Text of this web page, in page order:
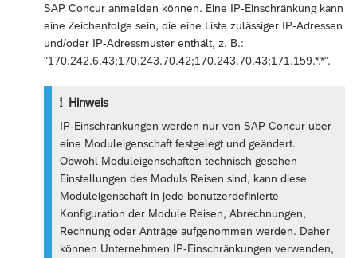
SAP Concur anmelden können. Eine IP-Einschränkung kann
eine Zeichenfolge sein, die eine Liste zulässiger IP-Adressen
und/oder IP-Adressmuster enthält, z. B.:
"170.242.6.43;170.243.70.42;170.243.70.43;171.159.*.*".
Hinweis
IP-Einschränkungen werden nur von SAP Concur über
eine Moduleigenschaft festgelegt und geändert.
Obwohl Moduleigenschaften technisch gesehen
Einstellungen des Moduls Reisen sind, kann diese
Moduleigenschaft in jede benutzerdefinierte
Konfiguration der Module Reisen, Abrechnungen,
Rechnung oder Anträge aufgenommen werden. Daher
können Unternehmen IP-Einschränkungen verwenden,